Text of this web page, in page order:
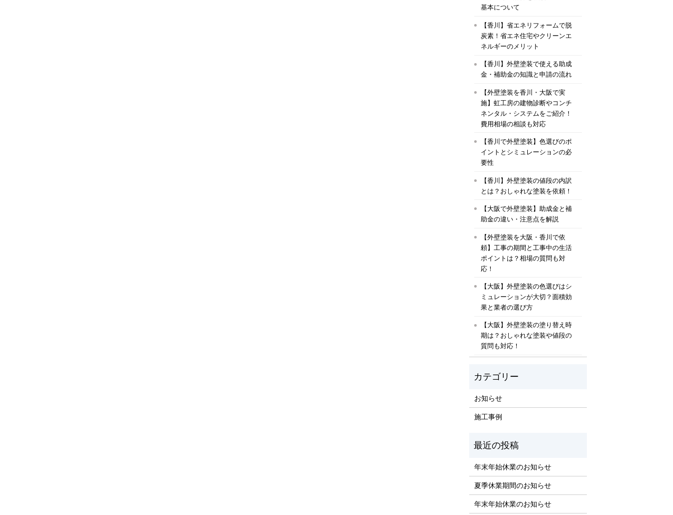
基本について
【香川】省エネリフォームで脱
炭素！省エネ住宅やクリーンエ
ネルギーのメリット
【香川】外壁塗装で使える助成
金・補助金の知識と申請の流れ
【外壁塗装を香川・大阪で実
施】虹工房の建物診断やコンチ
ネンタル・システムをご紹介！
費用相場の相談も対応
【香川で外壁塗装】色選びのポ
イントとシミュレーションの必
要性
【香川】外壁塗装の値段の内訳
とは？おしゃれな塗装を依頼！
【大阪で外壁塗装】助成金と補
助金の違い・注意点を解説
【外壁塗装を大阪・香川で依
頼】工事の期間と工事中の生活
ポイントは？相場の質問も対
応！
【大阪】外壁塗装の色選びはシ
ミュレーションが大切？面積効
果と業者の選び方
【大阪】外壁塗装の塗り替え時
期は？おしゃれな塗装や値段の
質問も対応！
お知らせ
施工事例
年末年始休業のお知らせ
夏季休業期間のお知らせ
年末年始休業のお知らせ